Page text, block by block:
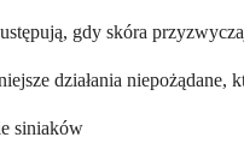
gdy skóra
działania
siniaków